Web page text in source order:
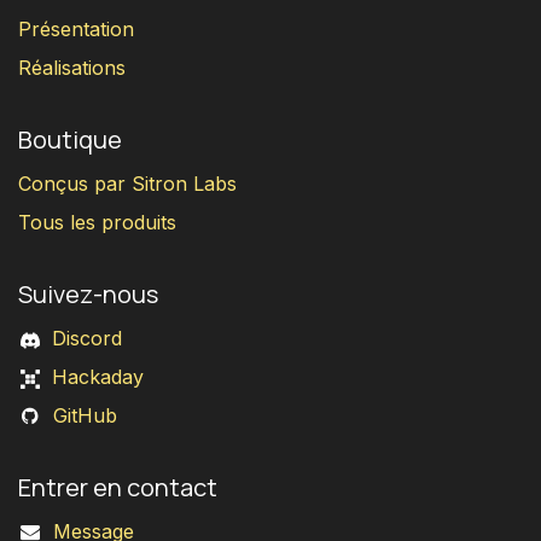
Présentation
Réalisations
Boutique
Conçus par Sitron Labs
Tous les produits
Suivez-nous
Discord
Hackaday
GitHub
Entrer en contact
Message